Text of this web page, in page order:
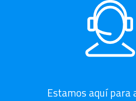
Estamos aquí para